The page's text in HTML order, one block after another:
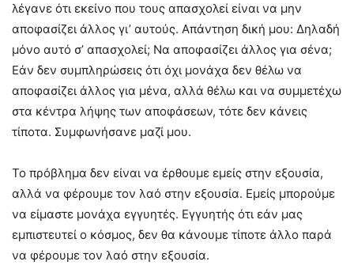
λέγανε ότι εκείνο που τους απασχολεί είναι να μην
αποφασίζει άλλος γι’ αυτούς. Απάντηση δική μου: Δηλαδή
μόνο αυτό σ’ απασχολεί; Να αποφασίζει άλλος για σένα;
Εάν δεν συμπληρώσεις ότι όχι μονάχα δεν θέλω να
αποφασίζει άλλος για μένα, αλλά θέλω και να συμμετέχω
στα κέντρα λήψης των αποφάσεων, τότε δεν κάνεις
τίποτα. Συμφωνήσανε μαζί μου.
Το πρόβλημα δεν είναι να έρθουμε εμείς στην εξουσία,
αλλά να φέρουμε τον λαό στην εξουσία. Εμείς μπορούμε
να είμαστε μονάχα εγγυητές. Εγγυητής ότι εάν μας
εμπιστευτεί ο κόσμος, δεν θα κάνουμε τίποτε άλλο παρά
να φέρουμε τον λαό στην εξουσία.